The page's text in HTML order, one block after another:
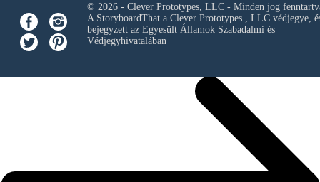
© 2026 - Clever Prototypes, LLC - Minden jog
A StoryboardThat a Clever Prototypes , LLCvédjegye,
bejegyzett az Egyesült Államok Szabadalmi és
Védjegyhivatalában